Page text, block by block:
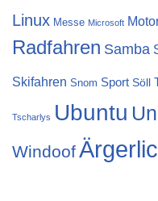
Linux Messe Microsoft
Radfahren Samba
Skifahren Snom Sport Söll
Tscharlys Ubuntu
Windoof